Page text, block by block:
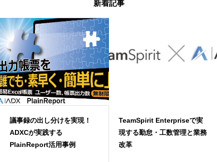
新着記事
議事録の出し分けを実現！
ADXCが実践する
PlainReport活用事例
TeamSpirit Enterpriseで実
現する勤怠・工数管理と業務
改革